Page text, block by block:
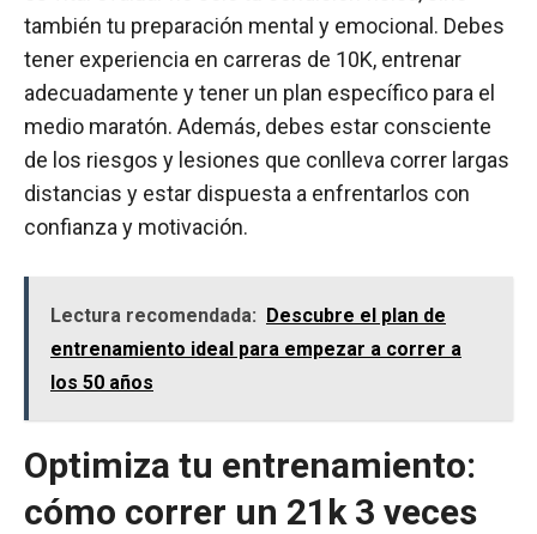
también tu preparación mental y emocional. Debes
tener experiencia en carreras de 10K, entrenar
adecuadamente y tener un plan específico para el
medio maratón. Además, debes estar consciente
de los riesgos y lesiones que conlleva correr largas
distancias y estar dispuesta a enfrentarlos con
confianza y motivación.
Lectura recomendada: Descubre el plan de
entrenamiento ideal para empezar a correr a
los 50 años
Optimiza tu entrenamiento:
cómo correr un 21k 3 veces